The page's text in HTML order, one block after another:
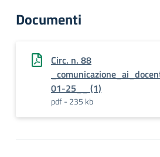
Documenti
Circ. n. 88
01-25__ (1)
pdf - 235 kb